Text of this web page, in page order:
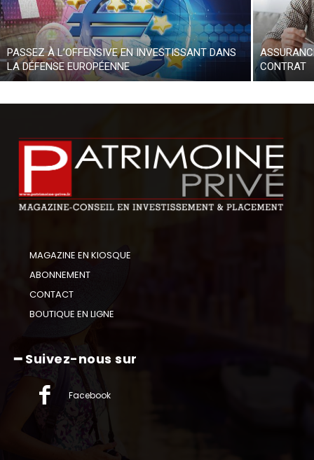
PASSEZ À L’OFFENSIVE EN INVESTISSANT DANS
LA DÉFENSE EUROPÉENNE
CONTRAT
MAGAZINE EN KIOSQUE
ABONNEMENT
CONTACT
BOUTIQUE EN LIGNE
━ Suivez-nous sur
Facebook